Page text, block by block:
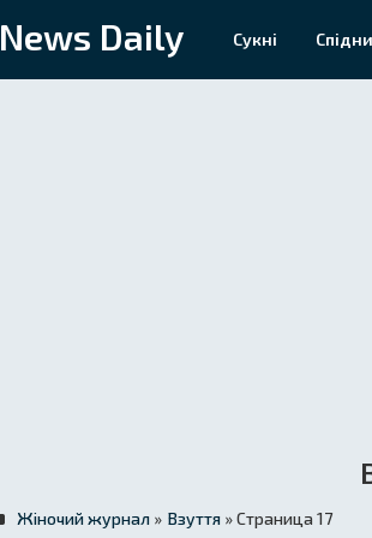
News Daily Сукні
Жіночий журнал » Взуття » Страница 17